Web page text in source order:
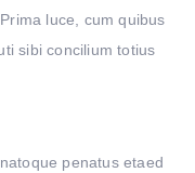
luce, cum quibus
sibi concilium totius
penatus etaed